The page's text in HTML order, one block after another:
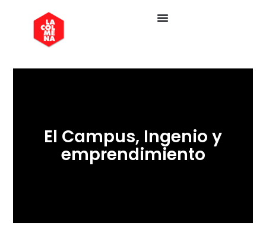
El Campus, Ingenio y
emprendimiento